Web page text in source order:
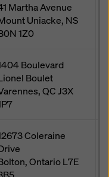
Martha Avenue
Uniacke, NS
1Z0
Boulevard
Boulet
QCJ3X
Coleraine
OntarioL7E